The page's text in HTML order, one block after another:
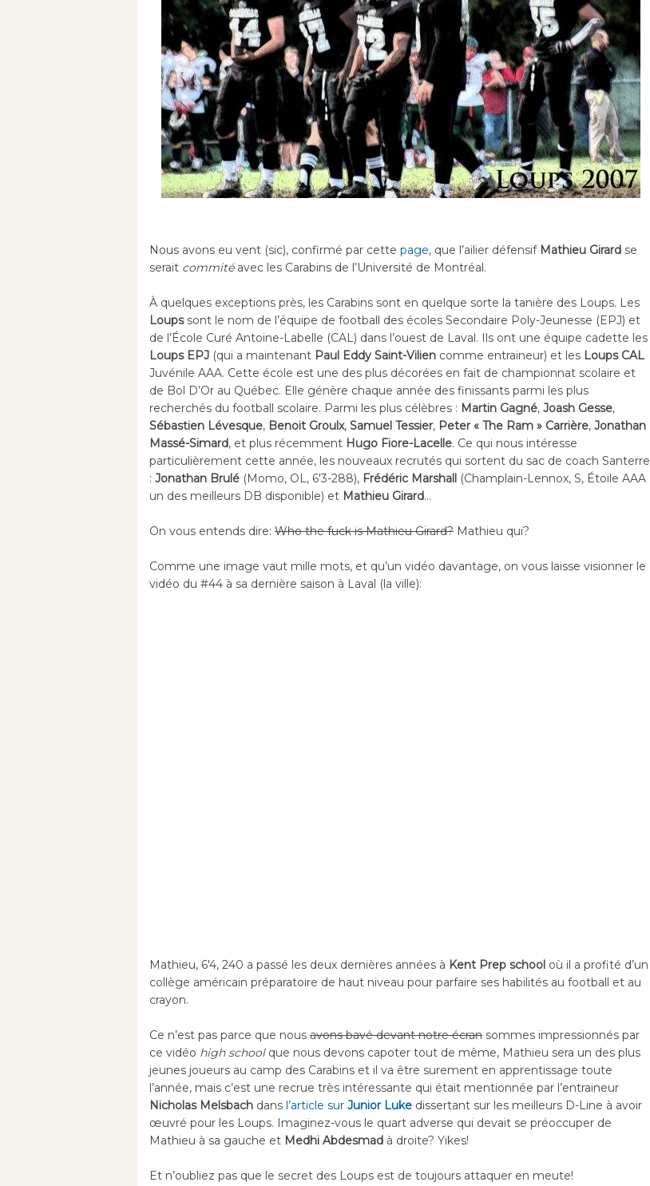
Nous avons eu vent (sic), confirmé par cette page, que l’ailier défensif Mathieu Girard se
serait commitéavec les Carabins de l’Université de Montréal.
À quelques exceptions près, les Carabins sont en quelque sorte la tanière des Loups. Les
Loups sont le nom de l’équipe de football des écoles Secondaire Poly-Jeunesse (EPJ) et
de l’École Curé Antoine-Labelle (CAL) dans l’ouest de Laval. Ils ont une équipe cadette les
Loups EPJ (qui a maintenant Paul Eddy Saint-Vilien comme entraineur) et les Loups CAL
Juvénile AAA. Cette école est une des plus décorées en fait de championnat scolaire et
de Bol D’Or au Québec. Elle génère chaque année des finissants parmi les plus
recherchés du football scolaire. Parmi les plus célèbres : Martin Gagné, Joash Gesse,
Sébastien Lévesque, Benoit Groulx, Samuel Tessier, Peter « The Ram » Carrière, Jonathan
Massé-Simard, et plus récemment Hugo Fiore-Lacelle. Ce qui nous intéresse
particulièrement cette année, les nouveaux recrutés qui sortent du sac de coach Santerre
: Jonathan Brulé (Momo, OL, 6'3-288), Frédéric Marshall (Champlain-Lennox, S, Étoile AAA
un des meilleurs DB disponible) et Mathieu Girard…
On vous entends dire: Who the fuck is Mathieu Girard? Mathieu qui?
Comme une image vaut mille mots, et qu’un vidéo davantage, on vous laisse visionner le
vidéo du #44 à sa dernière saison à Laval (la ville):
Mathieu, 6'4, 240 a passé les deux dernières années à Kent Prep school où il a profité d’un
collège américain préparatoire de haut niveau pour parfaire ses habilités au football et au
crayon.
Ce n’est pas parce que nous avons bavé devant notre écran sommes impressionnés par
ce vidéo high schoolque nous devons capoter tout de même, Mathieu sera un des plus
jeunes joueurs au camp des Carabins et il va être surement en apprentissage toute
l’année, mais c’est une recrue très intéressante qui était mentionnée par l’entraineur
Nicholas Melsbach dans l’article sur Junior Luke dissertant sur les meilleurs D-Line à avoir
œuvré pour les Loups. Imaginez-vous le quart adverse qui devait se préoccuper de
Mathieu à sa gauche et Medhi Abdesmad à droite? Yikes!
Et n’oubliez pas que le secret des Loups est de toujours attaquer en meute!